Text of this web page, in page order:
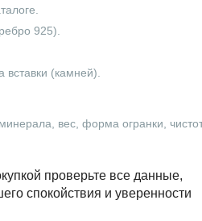
925).
(камней).
вес, форма огранки,
проверьте все данные,
спокойствия и уверенности